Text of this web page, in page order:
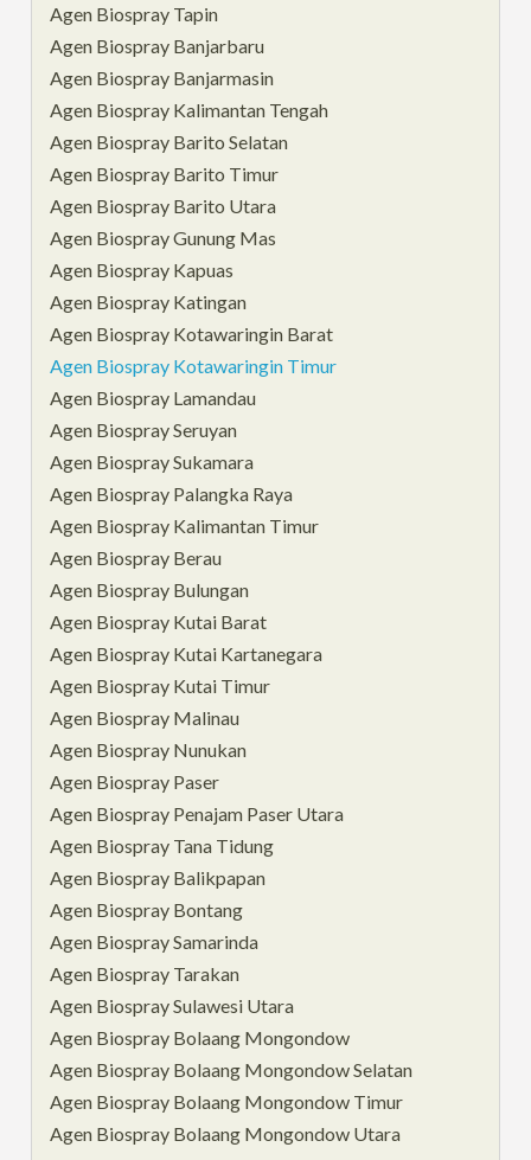
Agen Biospray Tapin
Agen Biospray Banjarbaru
Agen Biospray Banjarmasin
Agen Biospray Kalimantan Tengah
Agen Biospray Barito Selatan
Agen Biospray Barito Timur
Agen Biospray Barito Utara
Agen Biospray Gunung Mas
Agen Biospray Kapuas
Agen Biospray Katingan
Agen Biospray Kotawaringin Barat
Agen Biospray Kotawaringin Timur
Agen Biospray Lamandau
Agen Biospray Seruyan
Agen Biospray Sukamara
Agen Biospray Palangka Raya
Agen Biospray Kalimantan Timur
Agen Biospray Berau
Agen Biospray Bulungan
Agen Biospray Kutai Barat
Agen Biospray Kutai Kartanegara
Agen Biospray Kutai Timur
Agen Biospray Malinau
Agen Biospray Nunukan
Agen Biospray Paser
Agen Biospray Penajam Paser Utara
Agen Biospray Tana Tidung
Agen Biospray Balikpapan
Agen Biospray Bontang
Agen Biospray Samarinda
Agen Biospray Tarakan
Agen Biospray Sulawesi Utara
Agen Biospray Bolaang Mongondow
Agen Biospray Bolaang Mongondow Selatan
Agen Biospray Bolaang Mongondow Timur
Agen Biospray Bolaang Mongondow Utara